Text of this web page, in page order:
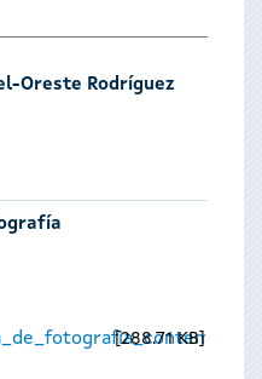
Oreste Rodríguez
288.71 KB